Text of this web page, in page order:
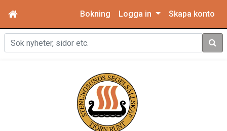
Bokning Logga in Skapa konto
Sök